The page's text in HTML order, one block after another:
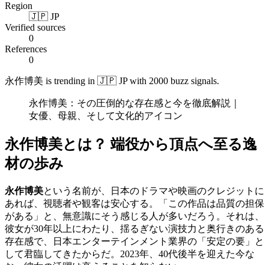
Region
🇯🇵 JP
Verified sources
0
References
0
永作博美 is trending in 🇯🇵 JP with 2000 buzz signals.
永作博美：その圧倒的な存在感と今を徹底解説｜
女優、母親、そして文化的アイコン
永作博美とは？ 端役から頂点へ至る逸
材の歩み
永作博美という名前が、日本のドラマや映画のクレジットに
あれば、視聴者や観客は安心する。「この作品は品質の担保
がある」と、無意識にそう感じる人が多いだろう。それは、
彼女が30年以上にわたり、揺るぎない演技力と奥行きのある
存在感で、日本エンターテインメント業界の「安定の要」と
して君臨してきたからだ。2023年、40代後半を迎えた今な